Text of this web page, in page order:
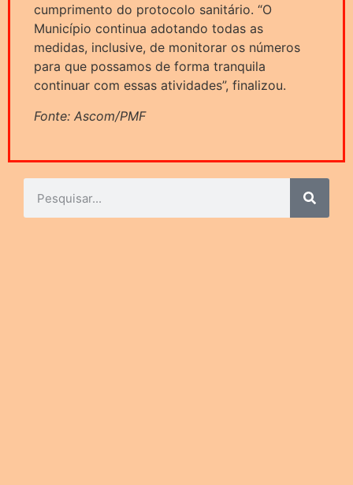
cumprimento do protocolo sanitário. “O
Município continua adotando todas as
medidas, inclusive, de monitorar os números
para que possamos de forma tranquila
continuar com essas atividades”, finalizou.
Fonte: Ascom/PMF